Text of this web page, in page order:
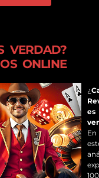
VERDAD?
ONLINE
¿
es
En